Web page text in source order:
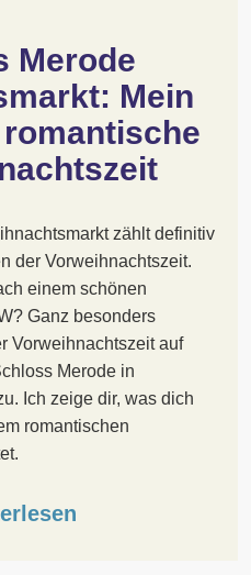
Merode
Mein
zählt definitiv
der Vorweihnachtszeit.
einem schönen
Ganz besonders
Vorweihnachtszeit auf
Merode in
Ich zeige dir, was dich
romantischen